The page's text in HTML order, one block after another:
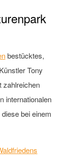
bestücktes,
Tony
zahlreichen
internationalen
bei einem